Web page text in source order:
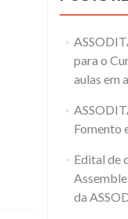
para o
aulas em
Fomento
Edital de
da